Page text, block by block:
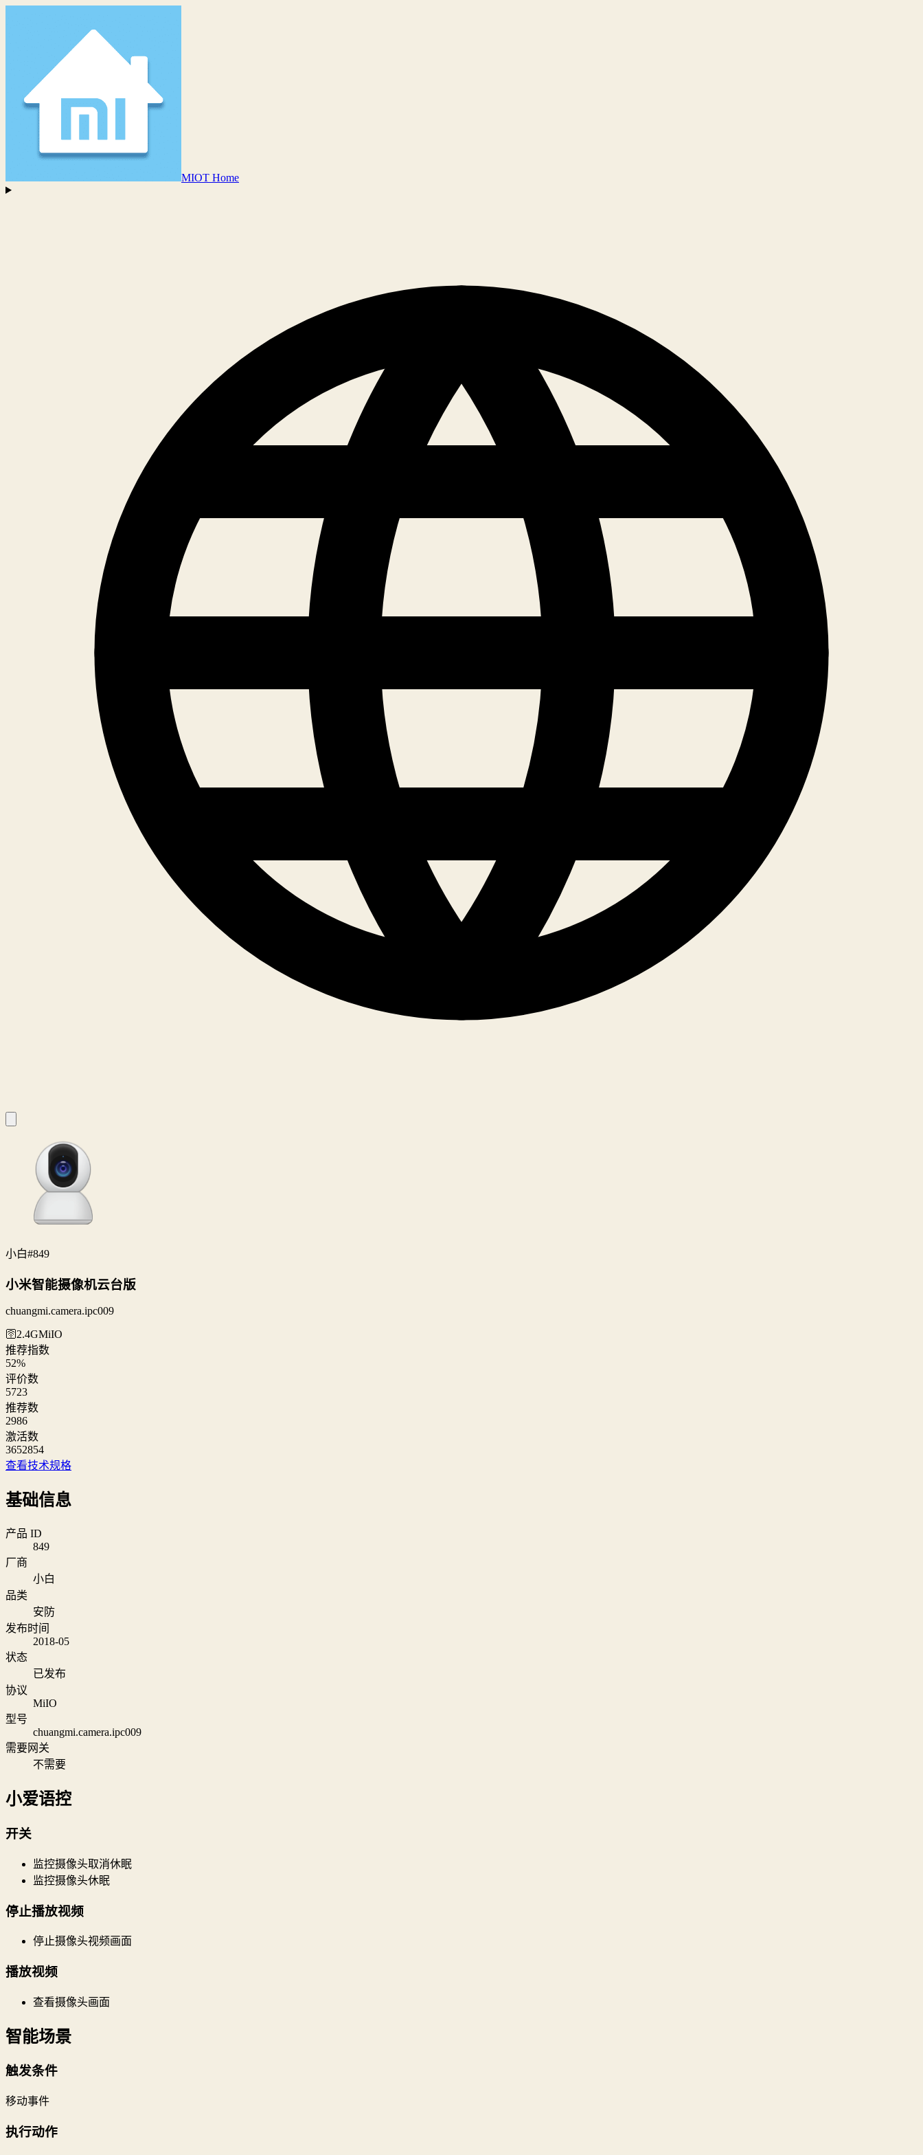
MIOT Home
小白#849
小米智能摄像机云台版
chuangmi.camera.ipc009
🛜2.4GMiIO
推荐指数
52%
评价数
5723
推荐数
2986
激活数
3652854
查看技术规格
基础信息
产品 ID
849
厂商
小白
品类
安防
发布时间
2018-05
状态
已发布
协议
MiIO
型号
chuangmi.camera.ipc009
需要网关
不需要
小爱语控
开关
监控摄像头取消休眠
监控摄像头休眠
停止播放视频
停止摄像头视频画面
播放视频
查看摄像头画面
智能场景
触发条件
移动事件
执行动作